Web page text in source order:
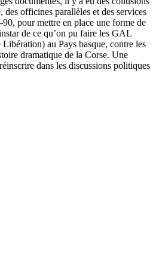
des officines parallèles et des services
90, pour mettre en place une forme de
de ce qu’on pu faire les GAL
au Pays basque, contre les
dramatique de la Corse. Une
dans les discussions politiques